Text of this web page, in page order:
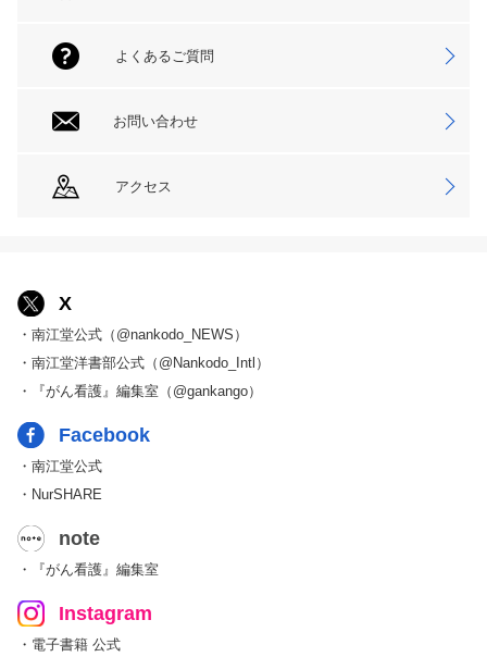
よくあるご質問
お問い合わせ
アクセス
X
・南江堂公式（@nankodo_NEWS）
・南江堂洋書部公式（@Nankodo_Intl）
・『がん看護』編集室（@gankango）
Facebook
・南江堂公式
・NurSHARE
note
・『がん看護』編集室
Instagram
・電子書籍 公式